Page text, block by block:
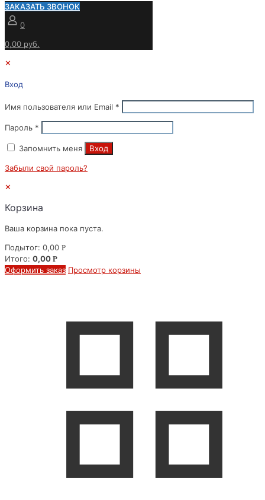
ЗАКАЗАТЬ ЗВОНОК
0
0,00 руб.
✕
Вход
Имя пользователя или Email *
Пароль *
Запомнить меня Вход
Забыли свой пароль?
✕
Корзина
Ваша корзина пока пуста.
Подытог: 0,00 Р
Итого: 0,00 Р
Оформить заказ Просмотр корзины